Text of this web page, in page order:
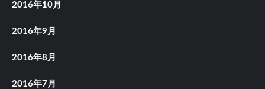
2016年10月
2016年9月
2016年8月
2016年7月